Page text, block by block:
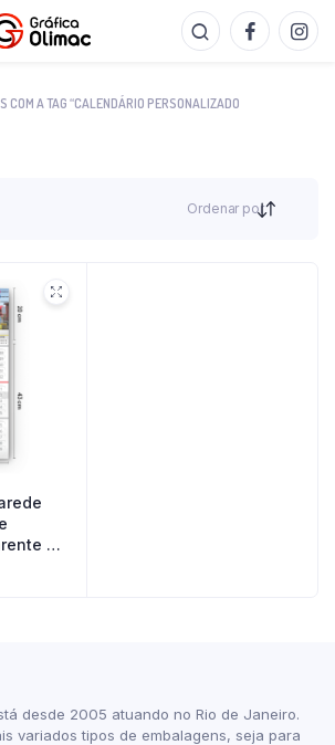
COM A TAG “CALENDÁRIO PERSONALIZADO
Ordenar por
e
desde 2005 atuando no Rio de Janeiro.
variados tipos de embalagens, seja para